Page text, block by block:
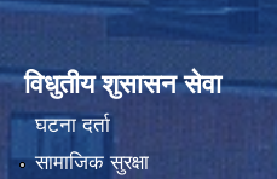
विधुतीय शुसासन सेवा
घटना दर्ता
सामाजिक सुरक्षा